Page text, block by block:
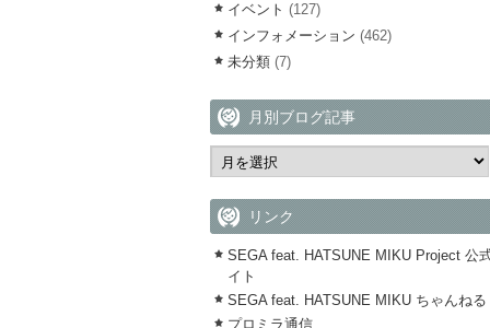
イベント (127)
インフォメーション (462)
未分類 (7)
月別ブログ記事
リンク
SEGA feat. HATSUNE MIKU Project 公
イト
SEGA feat. HATSUNE MIKU ちゃんねる
プロミラ通信